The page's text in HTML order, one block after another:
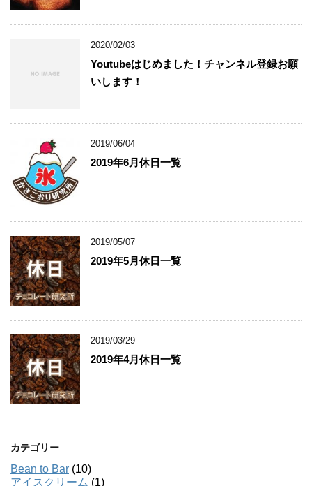
2020/02/03
Youtubeはじめました！チャンネル登録お願
いします！
2019/06/04
2019年6月休日一覧
2019/05/07
2019年5月休日一覧
2019/03/29
2019年4月休日一覧
カテゴリー
Bean to Bar (10)
アイスクリーム (1)